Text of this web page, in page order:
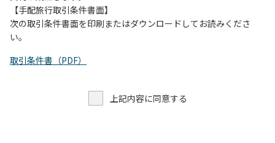
【手配旅行取引条件書面】
次の取引条件書面を印刷またはダウンロードしてお読みくださ
い。
取引条件書（PDF）
上記内容に同意する